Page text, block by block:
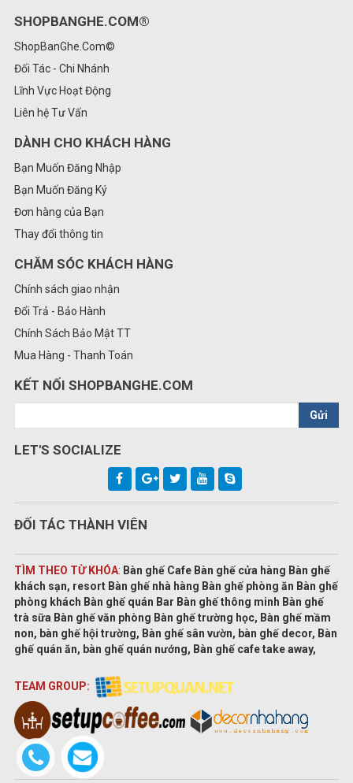
SHOPBANGHE.COM®
ShopBanGhe.Com©
Đối Tác - Chi Nhánh
Lĩnh Vực Hoạt Động
Liên hệ Tư Vấn
DÀNH CHO KHÁCH HÀNG
Bạn Muốn Đăng Nhập
Bạn Muốn Đăng Ký
Đơn hàng của Bạn
Thay đổi thông tin
CHĂM SÓC KHÁCH HÀNG
Chính sách giao nhận
Đổi Trả - Bảo Hành
Chính Sách Bảo Mật TT
Mua Hàng - Thanh Toán
KẾT NỐI SHOPBANGHE.COM
Gửi
LET'S SOCIALIZE
ĐỐI TÁC THÀNH VIÊN
TÌM THEO TỪ KHÓA: Bàn ghế Cafe Bàn ghế cửa hàng Bàn ghế
khách sạn, resort Bàn ghế nhà hàng Bàn ghế phòng ăn Bàn ghế
phòng khách Bàn ghế quán Bar Bàn ghế thông minh Bàn ghế
trà sữa Bàn ghế văn phòng Bàn ghế trường học, Bàn ghế mầm
non, bàn ghế hội trường, Bàn ghế sân vườn, bàn ghế decor, Bàn
ghế quán ăn, bàn ghế quán nướng, Bàn ghế cafe take away,
TEAM GROUP: